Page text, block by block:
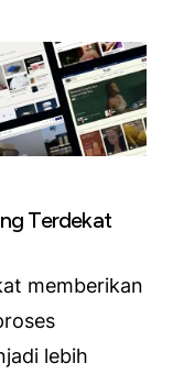
Terdekat
memberikan
lebih